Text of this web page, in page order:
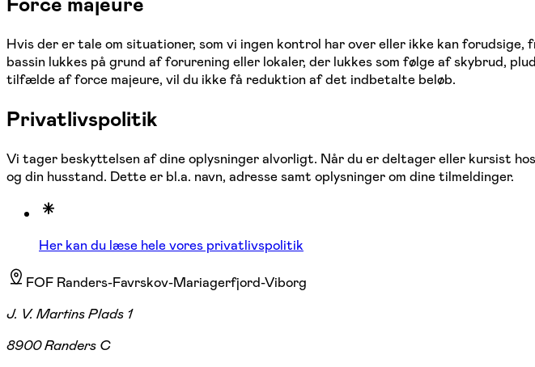
Hvis der er tale om situationer, som vi ingen kontrol har over eller ikke kan
bassin lukkes på grund af forurening eller lokaler, der lukkes som følge af skybrud,
tilfælde af force majeure, vil du ikke få reduktion af det indbetalte beløb.
Privatlivspolitik
Vi tager beskyttelsen af dine oplysninger alvorligt. Når du er deltager eller kursist
og din husstand. Dette er bl.a. navn, adresse samt oplysninger om dine tilmeldinger.
Her kan du læse hele vores privatlivspolitik
FOF Randers-Favrskov-Mariagerfjord-Viborg
J. V. Martins Plads 1
8900 Randers C